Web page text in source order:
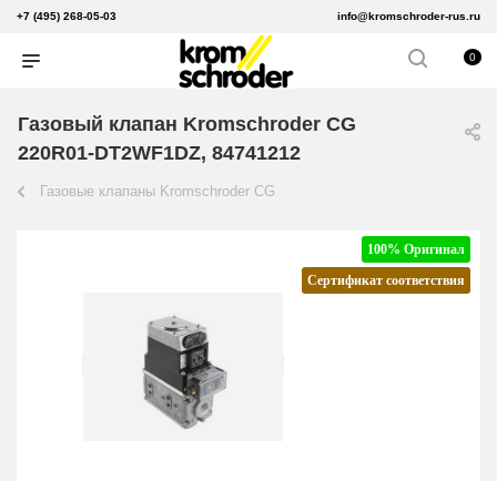
+7 (495) 268-05-03 info@kromschroder-rus.ru
0
Газовый клапан Kromschroder CG
220R01-DT2WF1DZ, 84741212
Газовые клапаны Kromschroder CG
100% Оригинал
Сертификат соответствия